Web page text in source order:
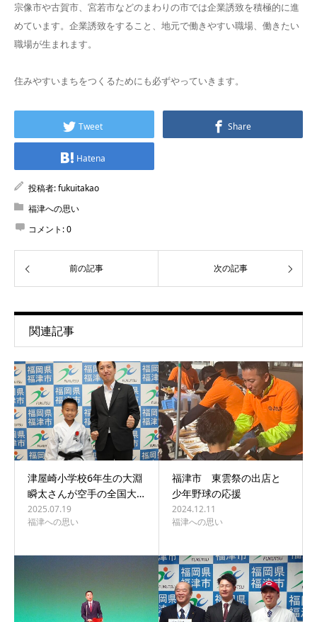
宗像市や古賀市、宮若市などのまわりの市では企業誘致を積極的に進
めています。企業誘致をすること、地元で働きやすい職場、働きたい
職場が生まれます。
住みやすいまちをつくるためにも必ずやっていきます。
Tweet Share
Hatena
投稿者:fukuitakao
福津への思い
コメント:0
前の記事 次の記事
関連記事
津屋崎小学校6年生の大淵
瞬太さんが空手の全国大…
2025.07.19
福津への思い
福津市 東雲祭の出店と
少年野球の応援
2024.12.11
福津への思い